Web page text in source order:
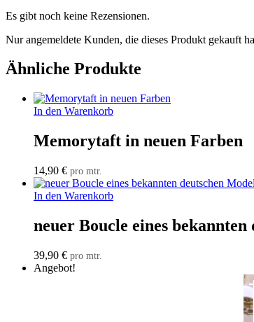
Es gibt noch keine Rezensionen.
Nur angemeldete Kunden, die dieses Produkt gekauft
Ähnliche Produkte
In den Warenkorb
Memorytaft in neuen Farben
14,90 € pro mtr.
In den Warenkorb
neuer Boucle eines bekannten
39,90 € pro mtr.
Angebot!